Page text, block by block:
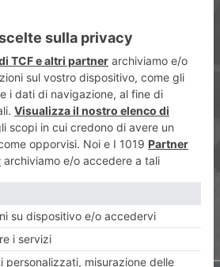
PRECEDENTE
del Lingotto.
le vostre foto